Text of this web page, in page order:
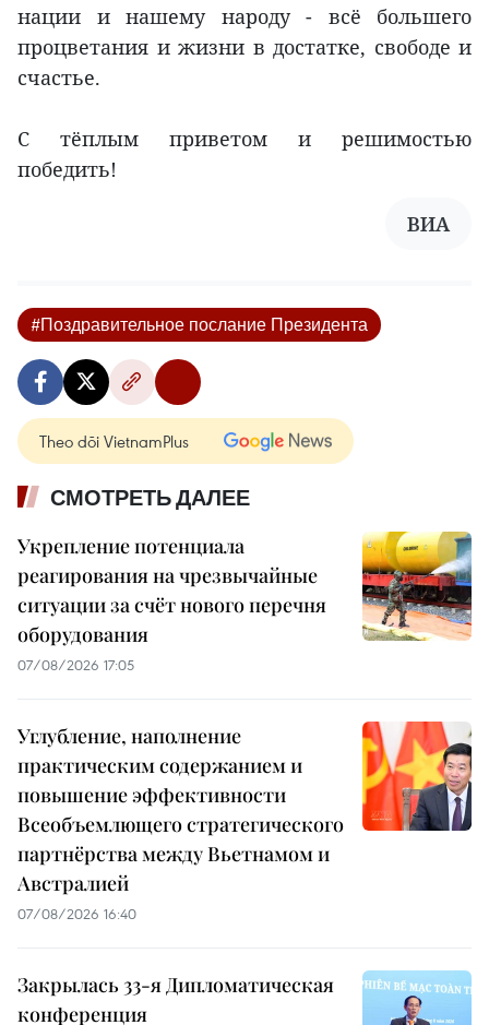
нации и нашему народу - всё большего
процветания и жизни в достатке, свободе и
счастье.
С тёплым приветом и решимостью
победить!
ВИА
#Поздравительное послание Президента
Theo dõi VietnamPlus
СМОТРЕТЬ ДАЛЕЕ
Укрепление потенциала
реагирования на чрезвычайные
ситуации за счёт нового перечня
оборудования
07/08/2026 17:05
Углубление, наполнение
практическим содержанием и
повышение эффективности
Всеобъемлющего стратегического
партнёрства между Вьетнамом и
Австралией
07/08/2026 16:40
Закрылась 33-я Дипломатическая
конференция